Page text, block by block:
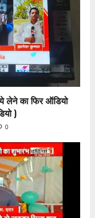
लेने का फिर ऑडियो
)
0